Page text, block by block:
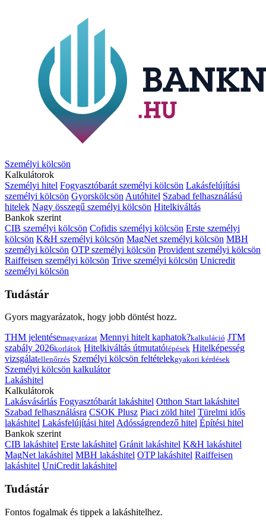
Személyi kölcsön
Kalkulátorok
Személyi hitel Fogyasztóbarát személyi kölcsön Lakásfelújítási
személyi kölcsön Gyorskölcsön Autóhitel Szabad felhasználású
hitelek Nagy összegű személyi kölcsön Hitelkiváltás
Bankok szerint
CIB személyi kölcsön Cofidis személyi kölcsön Erste személyi
kölcsön K&H személyi kölcsön MagNet személyi kölcsön MBH
személyi kölcsön OTP személyi kölcsön Provident személyi kölcsön
Raiffeisen személyi kölcsön Trive személyi kölcsön Unicredit
személyi kölcsön
Tudástár
Gyors magyarázatok, hogy jobb döntést hozz.
THM jelentésemagyarázat Mennyi hitelt kaphatok?kalkuláció JTM
szabály 2026korlátok Hitelkiváltás útmutatólépések Hitelképesség
vizsgálatellenőrzés Személyi kölcsön feltételekgyakori kérdések
Személyi kölcsön kalkulátor
Lakáshitel
Kalkulátorok
Lakásvásárlás Fogyasztóbarát lakáshitel Otthon Start lakáshitel
Szabad felhasználásra CSOK Plusz Piaci zöld hitel Türelmi idős
lakáshitel Lakásfelújítási hitelAdósságrendező hitel Építési hitel
Bankok szerint
CIB lakáshitel Erste lakáshitel Gránit lakáshitel K&H lakáshitel
MagNet lakáshitel MBH lakáshitel OTP lakáshitel Raiffeisen
lakáshitel UniCredit lakáshitel
Tudástár
Fontos fogalmak és tippek a lakáshitelhez.